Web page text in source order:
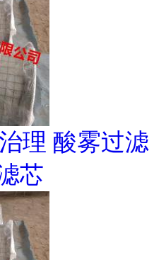
理 酸雾过滤
芯